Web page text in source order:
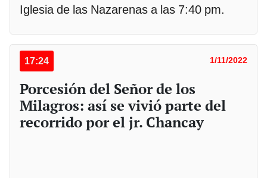
Iglesia de las Nazarenas a las 7:40 pm.
17:24 1/11/2022
Porcesión del Señor de los
Milagros: así se vivió parte del
recorrido por el jr. Chancay